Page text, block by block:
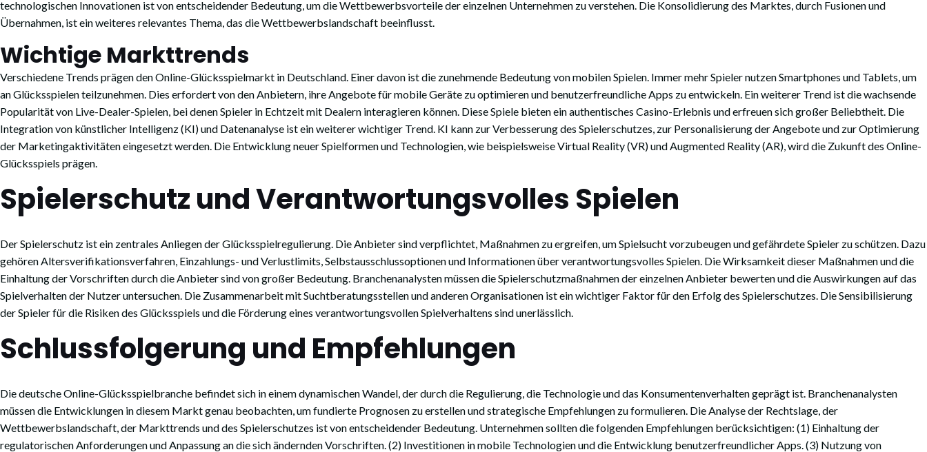
technologischen Innovationen ist von entscheidender Bedeutung, um die Wettbewerbsvorteile der einzelnen Unternehmen zu verstehen. Die Konsolidierung des Marktes, durch Fusionen und
Übernahmen, ist ein weiteres relevantes Thema, das die Wettbewerbslandschaft beeinflusst.
Wichtige Markttrends
Verschiedene Trends prägen den Online-Glücksspielmarkt in Deutschland. Einer davon ist die zunehmende Bedeutung von mobilen Spielen. Immer mehr Spieler nutzen Smartphones und Tablets, um
an Glücksspielen teilzunehmen. Dies erfordert von den Anbietern, ihre Angebote für mobile Geräte zu optimieren und benutzerfreundliche Apps zu entwickeln. Ein weiterer Trend ist die wachsende
Popularität von Live-Dealer-Spielen, bei denen Spieler in Echtzeit mit Dealern interagieren können. Diese Spiele bieten ein authentisches Casino-Erlebnis und erfreuen sich großer Beliebtheit. Die
Integration von künstlicher Intelligenz (KI) und Datenanalyse ist ein weiterer wichtiger Trend. KI kann zur Verbesserung des Spielerschutzes, zur Personalisierung der Angebote und zur Optimierung
der Marketingaktivitäten eingesetzt werden. Die Entwicklung neuer Spielformen und Technologien, wie beispielsweise Virtual Reality (VR) und Augmented Reality (AR), wird die Zukunft des Online-
Glücksspiels prägen.
Spielerschutz und Verantwortungsvolles Spielen
Der Spielerschutz ist ein zentrales Anliegen der Glücksspielregulierung. Die Anbieter sind verpflichtet, Maßnahmen zu ergreifen, um Spielsucht vorzubeugen und gefährdete Spieler zu schützen. Dazu
gehören Altersverifikationsverfahren, Einzahlungs- und Verlustlimits, Selbstausschlussoptionen und Informationen über verantwortungsvolles Spielen. Die Wirksamkeit dieser Maßnahmen und die
Einhaltung der Vorschriften durch die Anbieter sind von großer Bedeutung. Branchenanalysten müssen die Spielerschutzmaßnahmen der einzelnen Anbieter bewerten und die Auswirkungen auf das
Spielverhalten der Nutzer untersuchen. Die Zusammenarbeit mit Suchtberatungsstellen und anderen Organisationen ist ein wichtiger Faktor für den Erfolg des Spielerschutzes. Die Sensibilisierung
der Spieler für die Risiken des Glücksspiels und die Förderung eines verantwortungsvollen Spielverhaltens sind unerlässlich.
Schlussfolgerung und Empfehlungen
Die deutsche Online-Glücksspielbranche befindet sich in einem dynamischen Wandel, der durch die Regulierung, die Technologie und das Konsumentenverhalten geprägt ist. Branchenanalysten
müssen die Entwicklungen in diesem Markt genau beobachten, um fundierte Prognosen zu erstellen und strategische Empfehlungen zu formulieren. Die Analyse der Rechtslage, der
Wettbewerbslandschaft, der Markttrends und des Spielerschutzes ist von entscheidender Bedeutung. Unternehmen sollten die folgenden Empfehlungen berücksichtigen: (1) Einhaltung der
regulatorischen Anforderungen und Anpassung an die sich ändernden Vorschriften. (2) Investitionen in mobile Technologien und die Entwicklung benutzerfreundlicher Apps. (3) Nutzung von